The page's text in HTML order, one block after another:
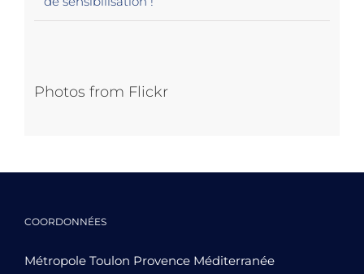
Photos from Flickr
COORDONNÉES
Métropole Toulon Provence Méditerranée